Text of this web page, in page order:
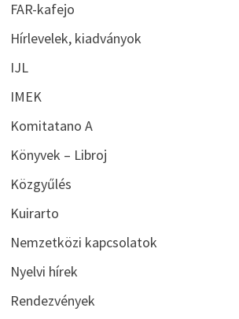
FAR-kafejo
Hírlevelek, kiadványok
IJL
IMEK
Komitatano A
Könyvek – Libroj
Közgyűlés
Kuirarto
Nemzetközi kapcsolatok
Nyelvi hírek
Rendezvények